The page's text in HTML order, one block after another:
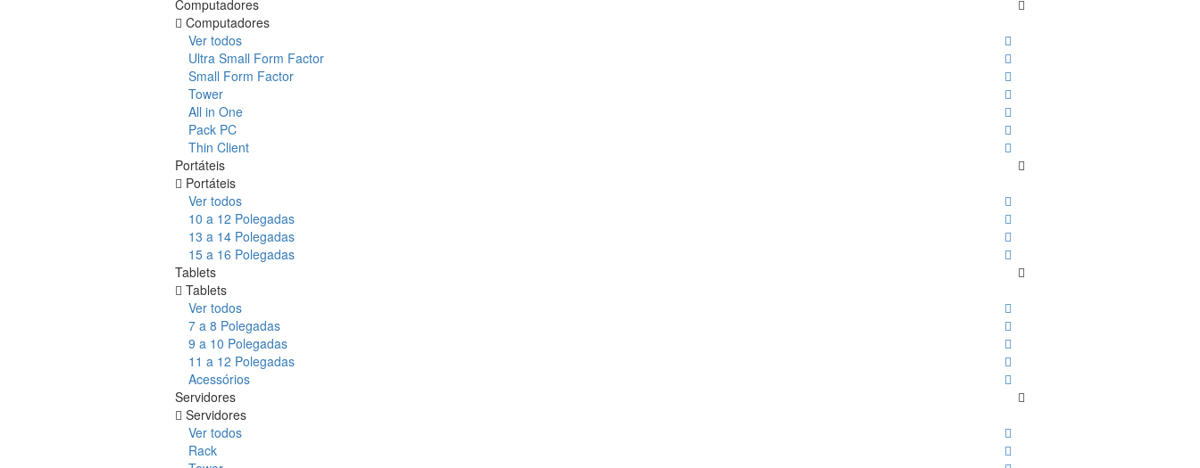
Computadores
Computadores
Ver todos
Ultra Small Form Factor
Small Form Factor
Tower
All in One
Pack PC
Thin Client
Portáteis
Portáteis
Ver todos
10 a 12 Polegadas
13 a 14 Polegadas
15 a 16 Polegadas
Tablets
Tablets
Ver todos
7 a 8 Polegadas
9 a 10 Polegadas
11 a 12 Polegadas
Acessórios
Servidores
Servidores
Ver todos
Rack